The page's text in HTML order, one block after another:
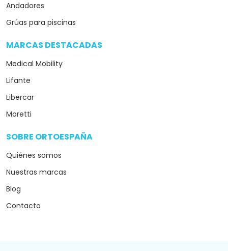
Andadores
Grúas para piscinas
MARCAS DESTACADAS
Medical Mobility
Lifante
Libercar
Moretti
SOBRE ORTOESPAÑA
Quiénes somos
Nuestras marcas
Blog
Contacto